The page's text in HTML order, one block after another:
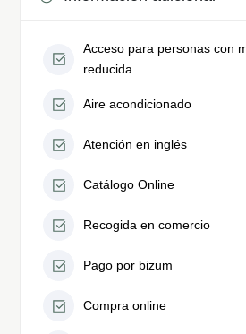
Acceso para personas con
reducida
Aire acondicionado
Atención en inglés
Catálogo Online
Recogida en comercio
Pago por bizum
Compra online